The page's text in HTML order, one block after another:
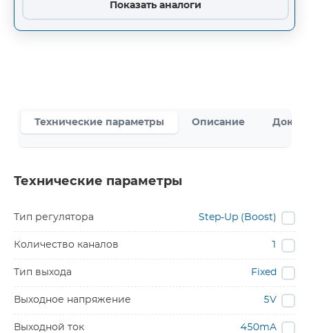
Показать аналоги
Технические параметры Описание
Технические параметры
Тип регулятора Step-Up (Boost)
Количество каналов
Тип выхода Fixed
Выходное напряжение 5V
Выходной ток 450mA